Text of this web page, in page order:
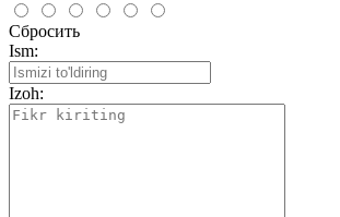
Сбросить
Ism:
Izoh: